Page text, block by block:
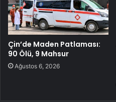
Çin’de Maden Patlaması:
90 Ölü, 9 Mahsur
Ağustos 6, 2026